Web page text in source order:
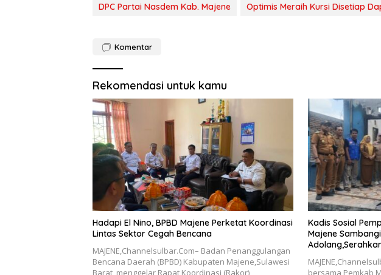
DPC Partai Nasdem Kab. Majene Optimis Meraih Kursi Disetiap
Komentar
Rekomendasi untuk kamu
Hadapi El Nino, BPBD Majene Perketat Koordinasi
Lintas Sektor Cegah Bencana
MAJENE,Channelsulbar.Com– Badan Penanggulangan
Bencana Daerah (BPBD) Kabupaten Majene,Sulawesi
Kadis Sosial
Majene